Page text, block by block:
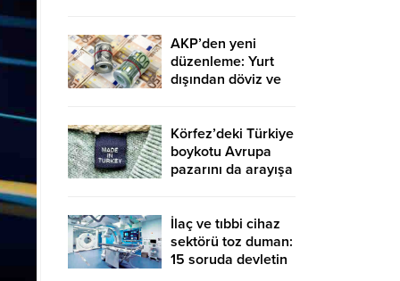
AKP’den yeni
düzenleme: Yurt
dışından döviz ve
Körfez’deki Türkiye
boykotu Avrupa
pazarını da arayışa
İlaç ve tıbbi cihaz
sektörü toz duman:
15 soruda devletin